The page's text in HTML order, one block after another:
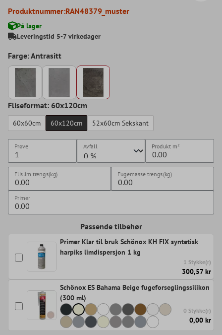
Produktnummer:RAN48379_muster
På lager
Leveringstid 5-7 virkedager
Farge: Antrasitt
Fliseformat: 60x120cm
60x60cm 60x120cm 52x60cm Sekskant
Prøve Avfall Produkt m²
Flislim trengs(kg) Fugemasse trengs(kg)
Primer
Passende tilbehør
Primer Klar til bruk Schönox KH FIX syntetisk
harpiks limdispersjon 1 kg
1 Stykke(r)
300,57 kr
Schönox ES Bahama Beige fugeforseglingssilikon
(300 ml)
0 Stykke(r)
0,00 kr